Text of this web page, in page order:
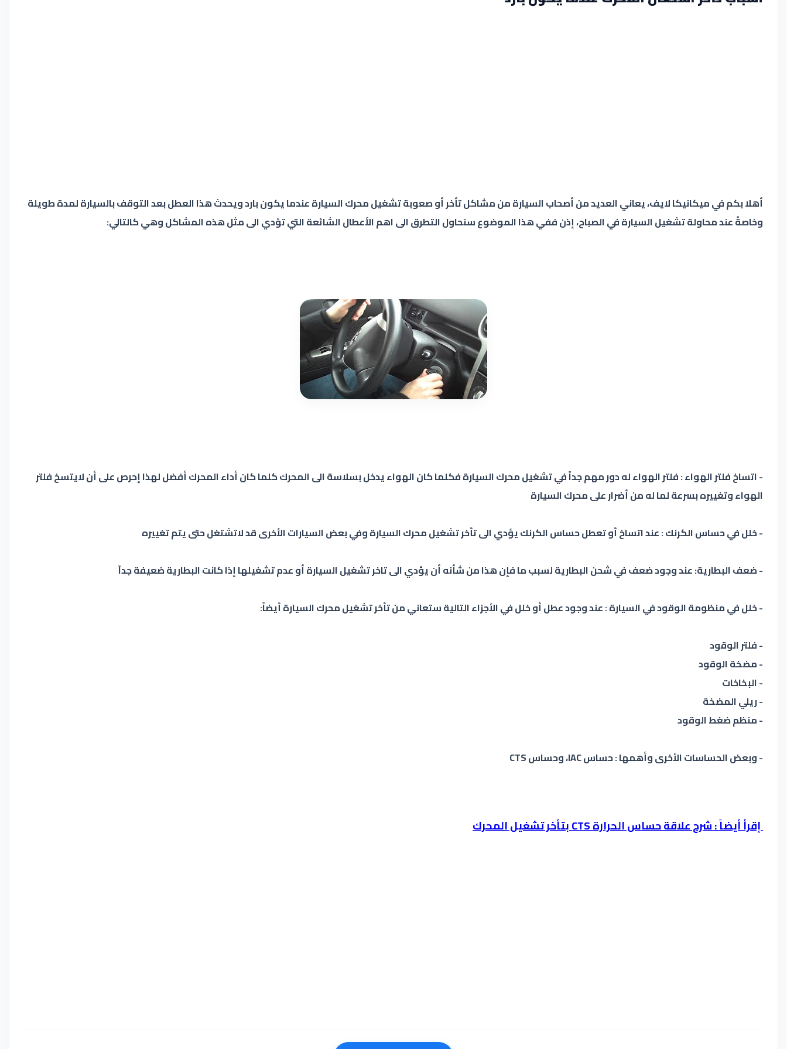
أهلا بكم في ميكانيكا لايف، يعاني العديد من أصحاب السيارة من مشاكل تأخر أو صعوبة تشغيل محرك السيارة عندما يكون بارد ويحدث هذا العطل بعد التوقف بالسيارة لمدة طويلة
وخاصةً عند محاولة تشغيل السيارة في الصباح، إذن ففي هذا الموضوع سنحاول التطرق الى اهم الأعطال الشائعة التي تؤدي الى مثل هذه المشاكل وهي كالتالي:
- اتساخ فلتر الهواء : فلتر الهواء له دور مهم جداً في تشغيل محرك السيارة فكلما كان الهواء يدخل بسلاسة الى المحرك كلما كان أداء المحرك أفضل لهذا إحرص على أن لايتسخ فلتر
الهواء وتغييره بسرعة لما له من أضرار على محرك السيارة
- خلل في حساس الكرنك : عند اتساخ أو تعطل حساس الكرنك يؤدي الى تأخر تشغيل محرك السيارة وفي بعض السيارات الأخرى قد لاتشتغل حتى يتم تغييره
- ضعف البطارية: عند وجود ضعف في شحن البطارية لسبب ما فإن هذا من شأنه أن يؤدي الى تاخر تشغيل السيارة أو عدم تشغيلها إذا كانت البطارية ضعيفة جداً
- خلل في منظومة الوقود في السيارة : عند وجود عطل أو خلل في الأجزاء التالية ستعاني من تأخر تشغيل محرك السيارة أيضاً:
- فلتر الوقود
- مضخة الوقود
- البخاخات
- ريلي المضخة
- منظم ضغط الوقود
- وبعض الحساسات الأخرى وأهمها : حساس IAC، وحساس CTS
إقرأ أيضاً : شرح علاقة حساس الحرارة CTS بتأخر تشغيل المحرك